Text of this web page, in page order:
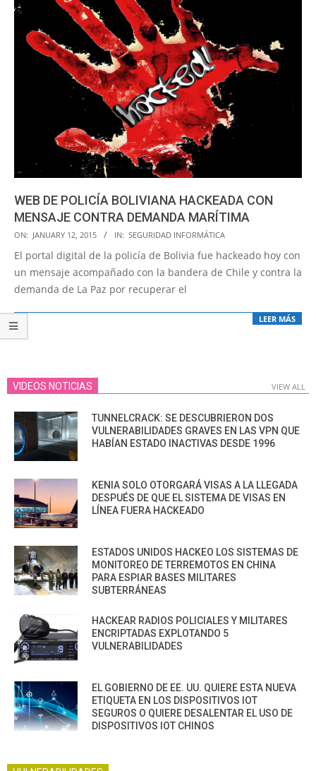
WEB DE POLICÍA BOLIVIANA HACKEADA CON
MENSAJE CONTRA DEMANDA MARÍTIMA
2015-
01-
12
ON: JANUARY 12, 2015 IN: SEGURIDAD INFORMÁTICA
El portal digital de la policía de Bolivia fue hackeado hoy con
un mensaje acompañado con la bandera de Chile y contra la
demanda de La Paz por recuperar el
LEER MÁS
VIDEOS NOTICIAS VIEW ALL
TUNNELCRACK: SE DESCUBRIERON DOS
VULNERABILIDADES GRAVES EN LAS VPN QUE
HABÍAN ESTADO INACTIVAS DESDE 1996
KENIA SOLO OTORGARÁ VISAS A LA LLEGADA
DESPUÉS DE QUE EL SISTEMA DE VISAS EN
LÍNEA FUERA HACKEADO
ESTADOS UNIDOS HACKEO LOS SISTEMAS DE
MONITOREO DE TERREMOTOS EN CHINA
PARA ESPIAR BASES MILITARES
SUBTERRÁNEAS
HACKEAR RADIOS POLICIALES Y MILITARES
ENCRIPTADAS EXPLOTANDO 5
VULNERABILIDADES
EL GOBIERNO DE EE. UU. QUIERE ESTA NUEVA
ETIQUETA EN LOS DISPOSITIVOS IOT
SEGUROS O QUIERE DESALENTAR EL USO DE
DISPOSITIVOS IOT CHINOS